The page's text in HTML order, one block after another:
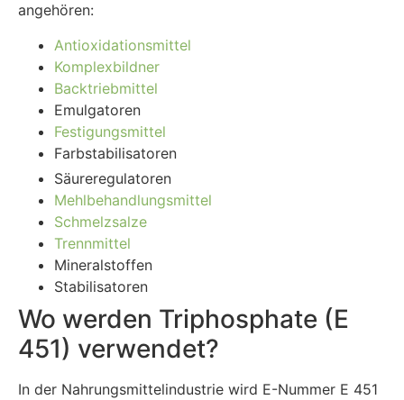
angehören:
Antioxidationsmittel
Komplexbildner
Backtriebmittel
Emulgatoren
Festigungsmittel
Farbstabilisatoren
Säureregulatoren
Mehlbehandlungsmittel
Schmelzsalze
Trennmittel
Mineralstoffen
Stabilisatoren
Wo werden Triphosphate (E
451) verwendet?
In der Nahrungsmittelindustrie wird E-Nummer E 451